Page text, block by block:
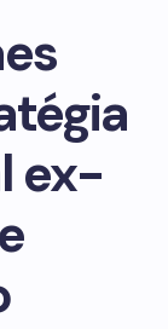
ex-